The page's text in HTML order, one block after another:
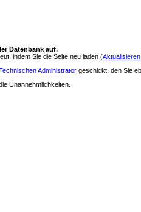
Datenbank auf.
indem Sie die Seite neu laden (
Administrator geschickt, den Sie
Unannehmlichkeiten.